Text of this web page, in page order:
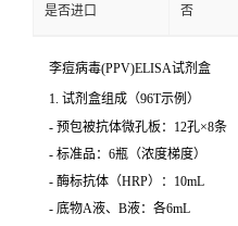
是否进口 否
李痘病毒(PPV)ELISA试剂盒
1. 试剂盒组成（96T示例）
- 预包被抗体微孔板：12孔×8条
- 标准品：6瓶（浓度梯度）
- 酶标抗体（HRP）：10mL
- 底物A液、B液：各6mL